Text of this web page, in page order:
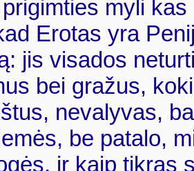
myli
Erotas yra
jis visados
bei gražus,
nevalyvas,
be patalo,
ir kaip tikras